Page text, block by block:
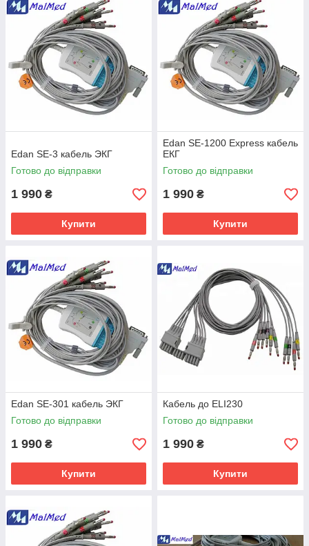
Edan SE-3 кабель ЭКГ
Готово до відправки
1 990 ₴
Купити
Edan SE-1200 Express кабель
ЕКГ
Готово до відправки
1 990 ₴
Купити
Edan SE-301 кабель ЭКГ
Готово до відправки
1 990 ₴
Купити
Кабель до ELI230
Готово до відправки
1 990 ₴
Купити